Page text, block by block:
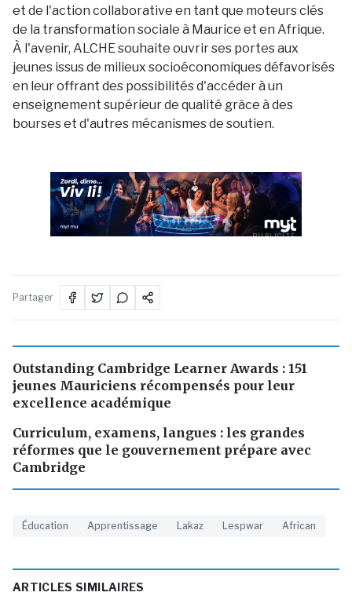
et de l'action collaborative en tant que moteurs clés
de la transformation sociale à Maurice et en Afrique.
À l'avenir, ALCHE souhaite ouvrir ses portes aux
jeunes issus de milieux socioéconomiques défavorisés
en leur offrant des possibilités d'accéder à un
enseignement supérieur de qualité grâce à des
bourses et d'autres mécanismes de soutien.
PUBLICITÉ
Partager
Outstanding Cambridge Learner Awards : 151
jeunes Mauriciens récompensés pour leur
excellence académique
Curriculum, examens, langues : les grandes
réformes que le gouvernement prépare avec
Cambridge
Éducation Apprentissage Lakaz Lespwar African
ARTICLES SIMILAIRES